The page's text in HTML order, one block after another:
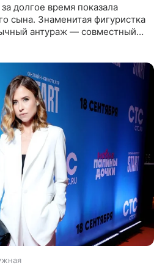
долгое время показала
сына. Знаменитая фигуристка
антураж — совместный